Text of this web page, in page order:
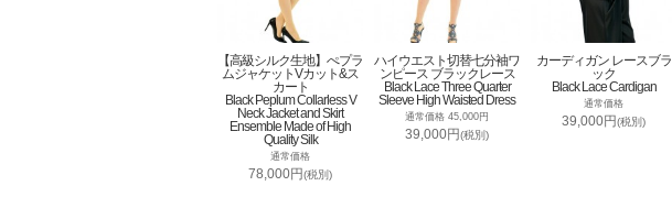
【高級シルク生地】ぺプラ
ムジャケットVカット&ス
カート
Black Peplum Collarless V
Neck Jacket and Skirt
Ensemble Made of High
Quality Silk
通常価格
78,000円(税別)
ハイウエスト切替七分袖ワ
ンピース ブラックレース
Black Lace Three Quarter
Sleeve High Waisted Dress
通常価格 45,000円
39,000円(税別)
カーディガン レースブラ
ック
Black Lace Cardigan
通常価格
39,000円(税別)